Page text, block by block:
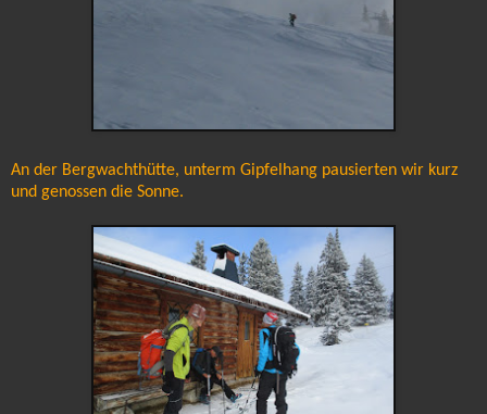
An der Bergwachthütte, unterm Gipfelhang pausierten wir kurz
und genossen die Sonne.